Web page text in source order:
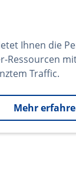
Ihnen die
Ressourcen
Traffic.
Mehr